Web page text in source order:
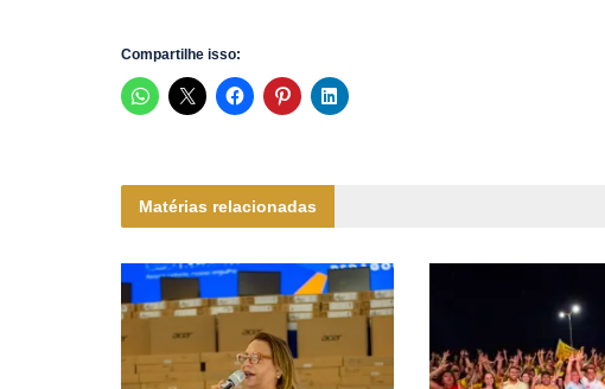
Compartilhe isso:
Matérias relacionadas